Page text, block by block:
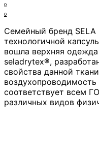
0
0
Семейный бренд SELA
технологичной
вошла верхняя
seladrytex®,
свойства данной
соответствует всем
различных видов